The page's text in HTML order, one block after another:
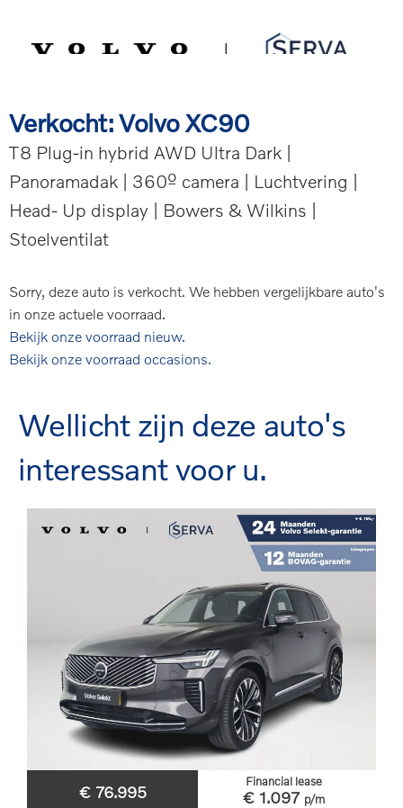
Verkocht: Volvo XC90
T8 Plug-in hybrid AWD Ultra Dark |
Panoramadak | 360º camera | Luchtvering |
Head- Up display | Bowers & Wilkins |
Stoelventilat
Sorry, deze auto is verkocht. We hebben vergelijkbare auto's
in onze actuele voorraad.
Bekijk onze voorraad nieuw.
Bekijk onze voorraad occasions.
Wellicht zijn deze auto's
interessant voor u.
€ 76.995
Financial lease
€ 1.097 p/m